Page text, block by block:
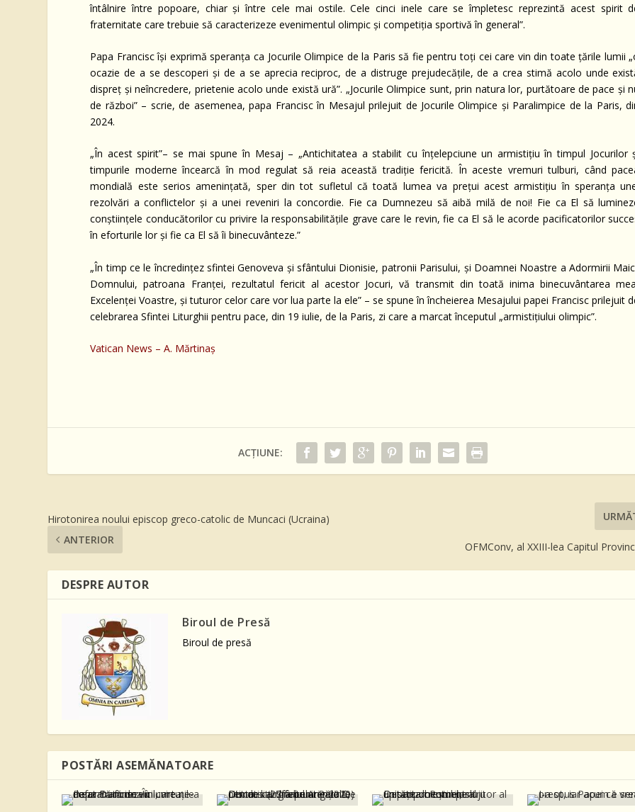
întâlnire între popoare, chiar și între cele mai ostile. Cele cinci inele care se împletesc reprezintă acest spirit
fraternitate care trebuie să caracterizeze evenimentul olimpic și competiția sportivă în general”.
Papa Francisc își exprimă speranța ca Jocurile Olimpice de la Paris să fie pentru toți cei care vin din toate țările lumii
ocazie de a se descoperi și de a se aprecia reciproc, de a distruge prejudecățile, de a crea stimă acolo unde
dispreț și neîncredere, prietenie acolo unde există ură”. „Jocurile Olimpice sunt, prin natura lor, purtătoare de pace și
de război” – scrie, de asemenea, papa Francisc în Mesajul prilejuit de Jocurile Olimpice și Paralimpice de la Paris,
2024.
„În acest spirit”– se mai spune în Mesaj – „Antichitatea a stabilit cu înțelepciune un armistițiu în timpul Jocurilor
timpurile moderne încearcă în mod regulat să reia această tradiție fericită. În aceste vremuri tulburi, când
mondială este serios amenințată, sper din tot sufletul că toată lumea va prețui acest armistițiu în speranța
rezolvări a conflictelor și a unei reveniri la concordie. Fie ca Dumnezeu să aibă milă de noi! Fie ca El să
conștiințele conducătorilor cu privire la responsabilitățile grave care le revin, fie ca El să le acorde pacificatorilor
în eforturile lor și fie ca El să îi binecuvânteze.”
„În timp ce le încredințez sfintei Genoveva și sfântului Dionisie, patronii Parisului, și Doamnei Noastre a Adormirii
Domnului, patroana Franței, rezultatul fericit al acestor Jocuri, vă transmit din toată inima binecuvântarea
Excelenței Voastre, și tuturor celor care vor lua parte la ele” – se spune în încheierea Mesajului papei Francisc prilejuit
celebrarea Sfintei Liturghii pentru pace, din 19 iulie, de la Paris, zi care a marcat începutul „armistițiului olimpic”.
Vatican News – A. Mărtinaș
ACȚIUNE:
Hirotonirea noului episcop greco-catolic de Muncaci (Ucraina)
ANTERIOR
OFMConv, al XXIII-lea Capitul
DESPRE AUTOR
Biroul de Presă
Biroul de presă
POSTĂRI ASEMĂNATOARE